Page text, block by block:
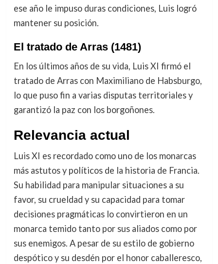
ese año le impuso duras condiciones, Luis logró
mantener su posición.
El tratado de Arras (1481)
En los últimos años de su vida, Luis XI firmó el
tratado de Arras con Maximiliano de Habsburgo,
lo que puso fin a varias disputas territoriales y
garantizó la paz con los borgoñones.
Relevancia actual
Luis XI es recordado como uno de los monarcas
más astutos y políticos de la historia de Francia.
Su habilidad para manipular situaciones a su
favor, su crueldad y su capacidad para tomar
decisiones pragmáticas lo convirtieron en un
monarca temido tanto por sus aliados como por
sus enemigos. A pesar de su estilo de gobierno
despótico y su desdén por el honor caballeresco,